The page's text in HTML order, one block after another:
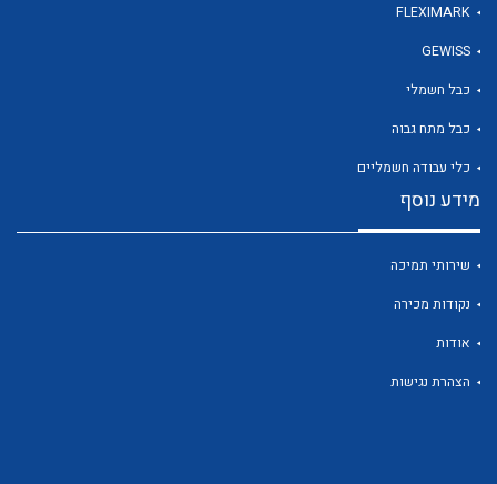
FLEXIMARK
GEWISS
כבל חשמלי
כבל מתח גבוה
כלי עבודה חשמליים
מידע נוסף
שירותי תמיכה
נקודות מכירה
אודות
הצהרת נגישות